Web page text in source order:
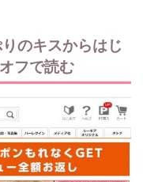
のキスからはじ
フで読む